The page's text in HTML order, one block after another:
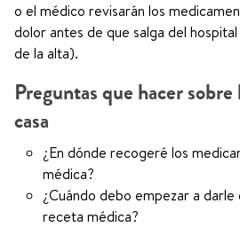
o el médico revisarán los
dolor antes de que salga del
de la alta).
Preguntas que hacer
casa
¿En dónde recogeré los
médica?
¿Cuándo debo empezar a
receta médica?